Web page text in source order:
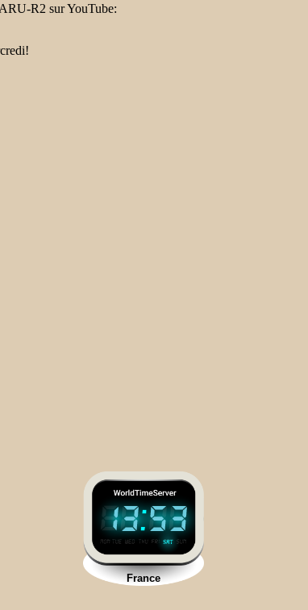
R2 sur YouTube: